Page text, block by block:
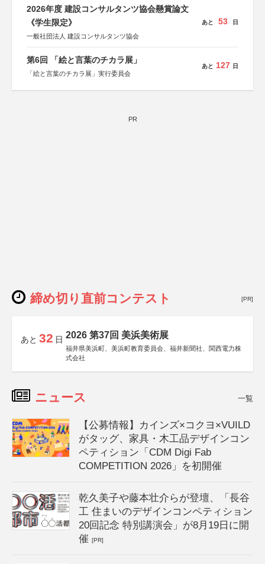
2026年度 建設コンサルタンツ協会懸賞論文
《学生限定》
一般社団法人 建設コンサルタンツ協会
あと 53 日
第6回 「絵と言葉のチカラ展」
「絵と言葉のチカラ展」実行委員会
あと 127 日
PR
締め切り直前コンテスト [PR]
あと 32 日 2026 第37回 美浜美術展
福井県美浜町、美浜町教育委員会、福井新聞社、関西電力株
式会社
ニュース 一覧
【公募情報】カインズ×コクヨ×VUILD
がタッグ、家具・木工品デザインコン
ペティション「CDM Digi Fab
COMPETITION 2026」を初開催
乾久美子や藤本壮介らが登壇、「長谷
工 住まいのデザインコンペティション
20回記念 特別講演会」が8月19日に開
催[PR]